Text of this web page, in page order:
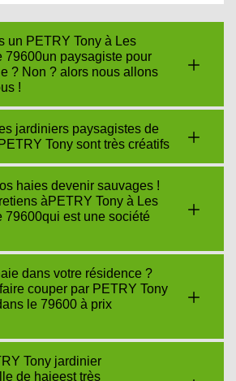
un PETRY Tony à Les
79600un paysagiste pour
? Non ? alors nous allons
!
jardiniers paysagistes de
Tony sont très créatifs
haies devenir sauvages !
àPETRY Tony à Les
79600qui est une société
dans votre résidence ?
couper par PETRY Tony
le 79600 à prix
Tony jardinier
de haieest très